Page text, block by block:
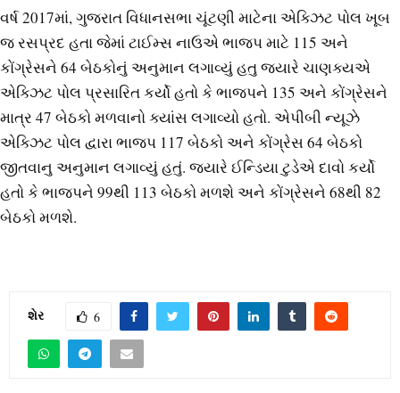
વર્ષ 2017માં, ગુજરાત વિધાનસભા ચૂંટણી માટેના એક્ઝિટ પોલ ખૂબ
જ રસપ્રદ હતા જેમાં ટાઈમ્સ નાઉએ ભાજપ માટે 115 અને
કોંગ્રેસને 64 બેઠકોનું અનુમાન લગાવ્યું હતુ જ્યારે ચાણક્યએ
એક્ઝિટ પોલ પ્રસારિત કર્યો હતો કે ભાજપને 135 અને કોંગ્રેસને
માત્ર 47 બેઠકો મળવાનો ક્યાંસ લગાવ્યો હતો. એપીબી ન્યૂઝે
એક્ઝિટ પોલ દ્વારા ભાજપ 117 બેઠકો અને કોંગ્રેસ 64 બેઠકો
જીતવાનુ અનુમાન લગાવ્યું હતું. જ્યારે ઈન્ડિયા ટુડેએ દાવો કર્યો
હતો કે ભાજપને 99થી 113 બેઠકો મળશે અને કોંગ્રેસને 68થી 82
બેઠકો મળશે.
શેર 6